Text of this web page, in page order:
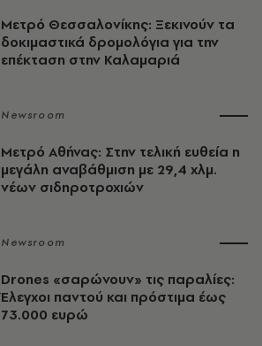
Μετρό Θεσσαλονίκης: Ξεκινούν τα
δοκιμαστικά δρομολόγια για την
επέκταση στην Καλαμαριά
Newsroom
Μετρό Αθήνας: Στην τελική ευθεία η
μεγάλη αναβάθμιση με 29,4 χλμ.
νέων σιδηροτροχιών
Newsroom
Drones «σαρώνουν» τις παραλίες:
Έλεγχοι παντού και πρόστιμα έως
73.000 ευρώ